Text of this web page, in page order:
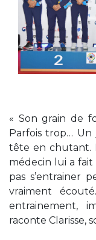
« Son grain de
Parfois trop… Un
tête en chutant.
médecin lui a
pas s’entrainer
vraiment
entrainement,
raconte Clarisse,